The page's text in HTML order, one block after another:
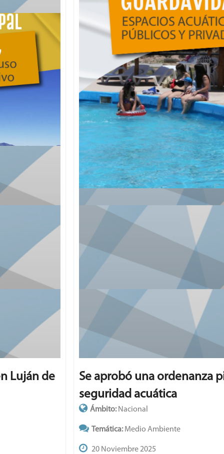
Se aprobó una ordenanza pionera en
seguridad acuática
Medio Ambiente
20 Noviembre 2025